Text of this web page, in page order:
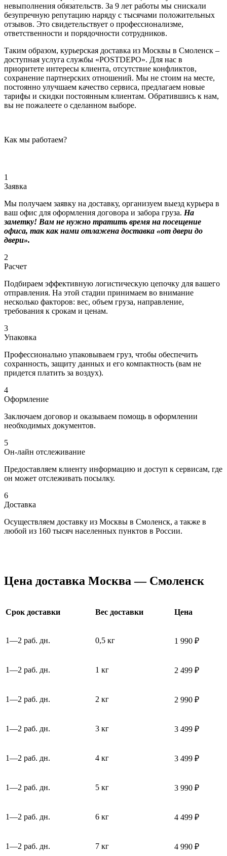
невыполнения обязательств. За 9 лет работы мы снискали
безупречную репутацию наряду с тысячами положительных
отзывов. Это свидетельствует о профессионализме,
ответственности и порядочности сотрудников.
Таким образом, курьерская доставка из Москвы в Смоленск –
доступная услуга службы «POSTDEPO». Для нас в
приоритете интересы клиента, отсутствие конфликтов,
сохранение партнерских отношений. Мы не стоим на месте,
постоянно улучшаем качество сервиса, предлагаем новые
тарифы и скидки постоянным клиентам. Обратившись к нам,
вы не пожалеете о сделанном выборе.
Как мы работаем?
1
Заявка
Мы получаем заявку на доставку, организуем выезд курьера в
ваш офис для оформления договора и забора груза. На
заметку! Вам не нужно тратить время на посещение
офиса, так как нами отлажена доставка «от двери до
двери».
2
Расчет
Подбираем эффективную логистическую цепочку для вашего
отправления. На этой стадии принимаем во внимание
несколько факторов: вес, объем груза, направление,
требования к срокам и ценам.
3
Упаковка
Профессионально упаковываем груз, чтобы обеспечить
сохранность, защиту данных и его компактность (вам не
придется платить за воздух).
4
Оформление
Заключаем договор и оказываем помощь в оформлении
необходимых документов.
5
Он-лайн отслеживание
Предоставляем клиенту информацию и доступ к сервисам, где
он может отслеживать посылку.
6
Доставка
Осуществляем доставку из Москвы в Смоленск, а также в
любой из 160 тысяч населенных пунктов в России.
Цена доставка Москва — Смоленск
Срок доставки Вес доставки Цена
1—2 раб. дн. 0,5 кг 1 990 ₽
1—2 раб. дн. 1 кг 2 499 ₽
1—2 раб. дн. 2 кг 2 990 ₽
1—2 раб. дн. 3 кг 3 499 ₽
1—2 раб. дн. 4 кг 3 499 ₽
1—2 раб. дн. 5 кг 3 990 ₽
1—2 раб. дн. 6 кг 4 499 ₽
1—2 раб. дн. 7 кг 4 990 ₽